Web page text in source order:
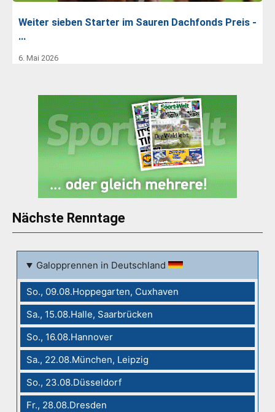
Weiter sieben Starter im Sauren Dachfonds Preis -
…
6. Mai 2026
Nächste Renntage
Galopprennen in Deutschland
So., 09.08.Hoppegarten, Cuxhaven
Sa., 15.08.Halle, Saarbrücken
So., 16.08.Hannover
Sa., 22.08.München, Leipzig
So., 23.08.Düsseldorf
Fr., 28.08.Dresden